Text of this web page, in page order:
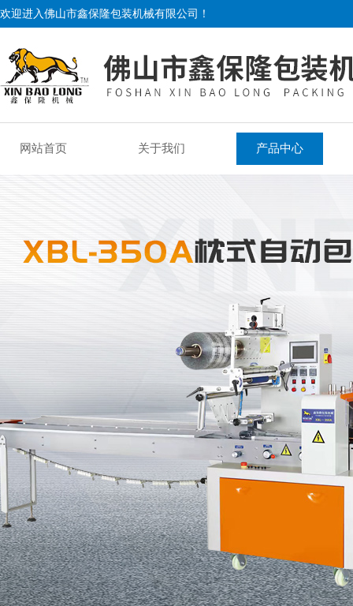
欢迎进入佛山市鑫保隆包装机械有限公司！
网站首页 关于我们 产品中心